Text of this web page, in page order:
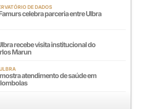
DE DADOS
celebra parceria entre Ulbra
recebe visita institucional do
Marun
atendimento de saúde em